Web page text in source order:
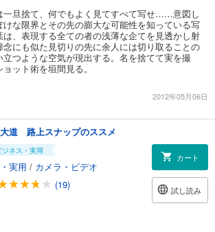
一旦捨て、何でもよく見てすべて写せ……意図し
な限界とその先の膨大な可能性を知っている写
、表現する全ての者の浅薄な企てを見透かし射
にも似た見切りの先に余人には切り取ることの
つような空気が現出する。名を捨てて実を撮
ット術を垣間見る。
2012年05月06日
道 路上スナップのススメ
ジネス・実用
実用 / カメラ・ビデオ
(19)
カート
試し読み